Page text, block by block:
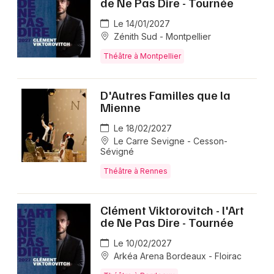
manquer.
FAQ - Dolores
📅 Quand se joue Dolores en 2025 ?
Dolores se joue du 1er novembre au 31 décembre
2025.
🎟️ Comment réserver ses billets pour Dolores en
salle; la réservation en ligne s’effectue simplement,
sous réserve de disponibilité.
📍 Où a lieu le spectacle Dolores en 2025 ?
Le 14/01/2027
Zénith Sud - Montpellier
Théâtre à Montpellier
D'Autres Familles que la
Mienne
Le 18/02/2027
Le Carre Sevigne - Cesson-
Sévigné
Théâtre à Rennes
Clément Viktorovitch - l'Art
de Ne Pas Dire - Tournée
Le 10/02/2027
Arkéa Arena Bordeaux - Floirac